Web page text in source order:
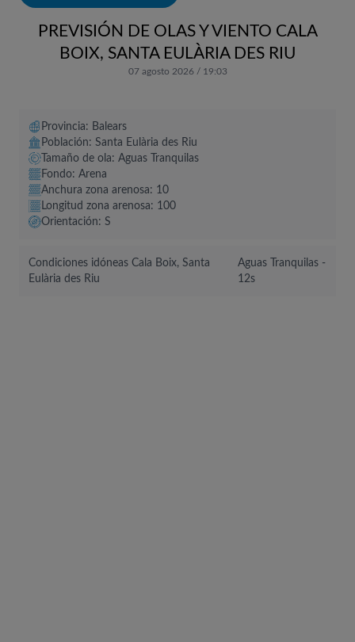
PREVISIÓN DE OLAS Y VIENTO CALA
BOIX, SANTA EULÀRIA DES RIU
07 agosto 2026 / 19:03
Provincia: Balears
Población: Santa Eulària des Riu
Tamaño de ola: Aguas Tranquilas
Fondo: Arena
Anchura zona arenosa: 10
Longitud zona arenosa: 100
Orientación: S
Condiciones idóneas Cala Boix, Santa
Eulària des Riu
Aguas Tranquilas -
12s